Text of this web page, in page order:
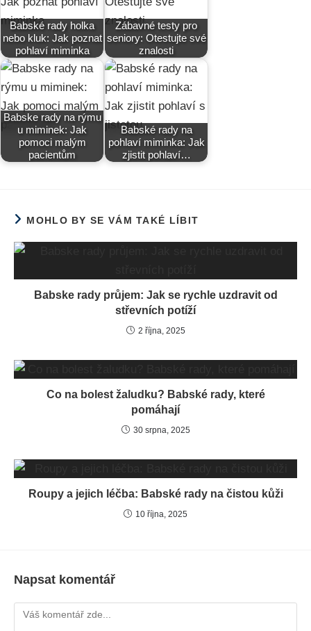
Babské rady holka
nebo kluk: Jak poznat
pohlaví miminka
Zábavné testy pro
seniory: Otestujte své
znalosti
Babske rady na rýmu
u miminek: Jak
pomoci malým
pacientům
Babské rady na
pohlaví miminka: Jak
zjistit pohlaví…
MOHLO BY SE VÁM TAKÉ LÍBIT
Babske rady průjem: Jak se rychle uzdravit od
střevních potíží
2 října, 2025
Co na bolest žaludku? Babské rady, které
pomáhají
30 srpna, 2025
Roupy a jejich léčba: Babské rady na čistou kůži
10 října, 2025
Napsat komentář